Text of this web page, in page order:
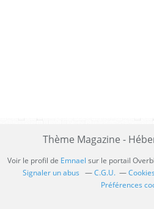
Thème Magazine -
Voir le profil de Emnael sur le portail
Signaler un abus
C.G.U.
Préférences